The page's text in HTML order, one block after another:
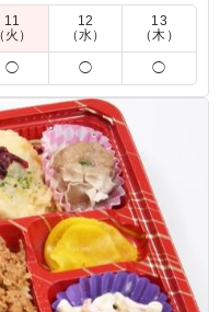
サクサクとして美味し
り他 2種類のおにぎり
用です。全体的に食材
れませんが、副食が低
ベント
11
（火）
12
（水）
13
（木）
◯ ◯ ◯